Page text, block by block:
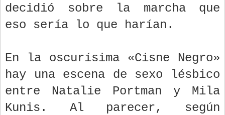
decidió sobre la marcha que
eso sería lo que harían.
En la oscurísima «Cisne Negro»
hay una escena de sexo lésbico
entre Natalie Portman y Mila
Kunis. Al parecer, según